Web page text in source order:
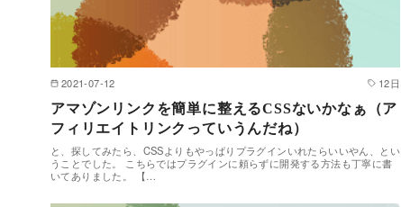
2021-07-12 12日
アマゾンリンクを簡単に整えるCSSないかなぁ（ア
フィリエイトリンクっていうんだね）
と、探してみたら、CSSよりもやっぱりプラグインいれたらいいやん、とい
うことでした。 こちらではプラグインに頼らずに開発する方法も丁寧に書
いてありました。 【…